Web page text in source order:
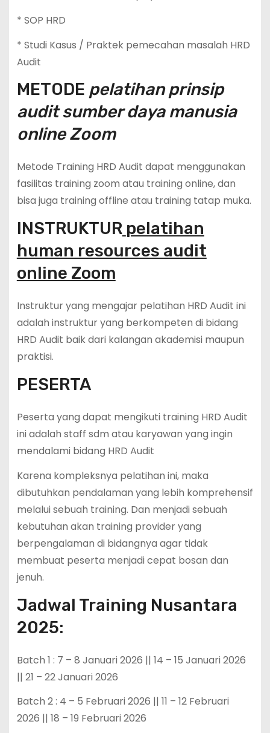
* SOP HRD
* Studi Kasus / Praktek pemecahan masalah HRD
Audit
METODE pelatihan prinsip
audit sumber daya manusia
online Zoom
Metode Training HRD Audit dapat menggunakan
fasilitas training zoom atau training online, dan
bisa juga training offline atau training tatap muka.
INSTRUKTUR pelatihan
human resources audit
online Zoom
Instruktur yang mengajar pelatihan HRD Audit ini
adalah instruktur yang berkompeten di bidang
HRD Audit baik dari kalangan akademisi maupun
praktisi.
PESERTA
Peserta yang dapat mengikuti training HRD Audit
ini adalah staff sdm atau karyawan yang ingin
mendalami bidang HRD Audit
Karena kompleksnya pelatihan ini, maka
dibutuhkan pendalaman yang lebih komprehensif
melalui sebuah training. Dan menjadi sebuah
kebutuhan akan training provider yang
berpengalaman di bidangnya agar tidak
membuat peserta menjadi cepat bosan dan
jenuh.
Jadwal Training Nusantara
2025:
Batch 1 : 7 – 8 Januari 2026 || 14 – 15 Januari 2026
|| 21 – 22 Januari 2026
Batch 2 : 4 – 5 Februari 2026 || 11 – 12 Februari
2026 || 18 – 19 Februari 2026